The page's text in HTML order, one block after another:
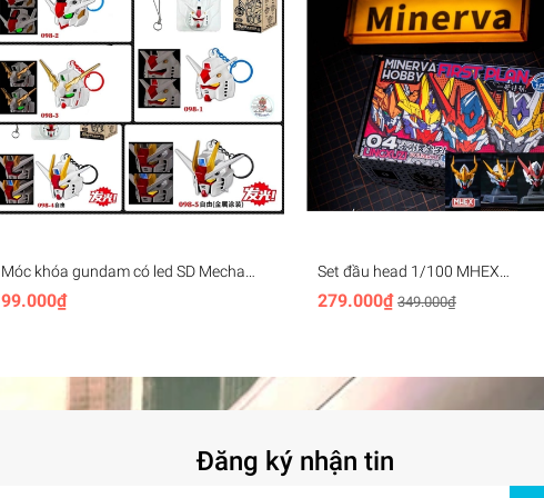
Móc khóa gundam có led SD Mecha
Head Key Chain (rx78, unicorn,
freedom, aerial,..)
99.000₫
Set đầu head 1/100 MHEX
HEADMASTER Vajra 04 Barbatos
Wolverine - Minerva (+led)
279.000₫ 349.000₫
Đăng ký nhận tin